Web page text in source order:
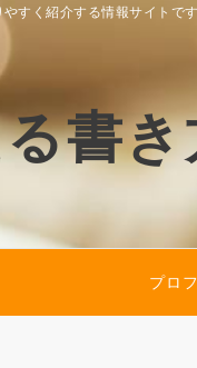
すく紹介する情報サイトです
書
プロ